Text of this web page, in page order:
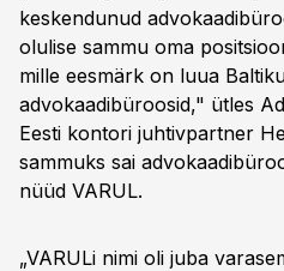
keskendunud
olulise sammu oma
mille eesmärk on luua
advokaadibüroosid," ütles
Eesti kontori juhtivpartner
sammuks sai
nüüd VARUL.
„VARULi nimi oli juba